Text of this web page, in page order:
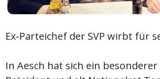
Ex-Parteichef der SVP wirbt für
In Aesch hat sich ein besonderer